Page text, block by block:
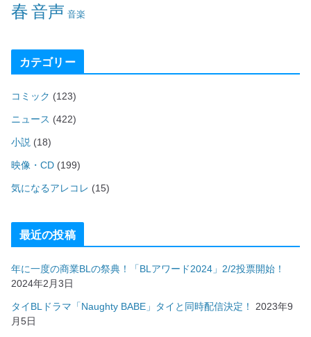
春音声 音楽
カテゴリー
コミック (123)
ニュース (422)
小説 (18)
映像・CD (199)
気になるアレコレ (15)
最近の投稿
年に一度の商業BLの祭典！「BLアワード2024」2/2投票開始！
2024年2月3日
タイBLドラマ「Naughty BABE」タイと同時配信決定！
2023年9
月5日